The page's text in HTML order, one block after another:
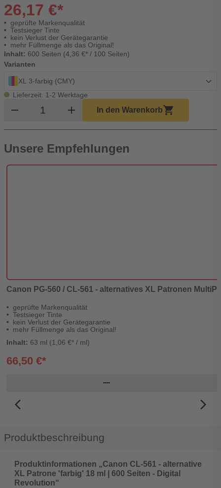
26,17 €*
geprüfte Markenqualität
Testsieger Tinte
kein Verlust der Gerätegarantie
mehr Füllmenge als das Original!
Inhalt: 600 Seiten (4,36 €* / 100 Seiten)
Varianten
XL 3-farbig (CMY)
Lieferzeit: 1-2 Werktage
remove Produkt Warenkorb Menge
add In den Warenkorbshopping_cart
Unsere Empfehlungen
Canon PG-560 / CL-561 - alternatives XL Patronen
geprüfte Markenqualität
Testsieger Tinte
kein Verlust der Gerätegarantie
mehr Füllmenge als das Original!
Inhalt: 63 ml (1,06 €* / ml)
66,50 €*
remove
arrow_back_ios_new arrow_forward_ios
Produktbeschreibung
Produktinformationen „Canon CL-561 - alternative
XL Patrone 'farbig' 18 ml | 600 Seiten - Digital
Revolution“